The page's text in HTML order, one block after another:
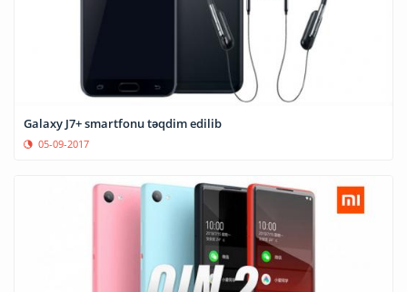
Galaxy J7+ smartfonu təqdim edilib
05-09-2017